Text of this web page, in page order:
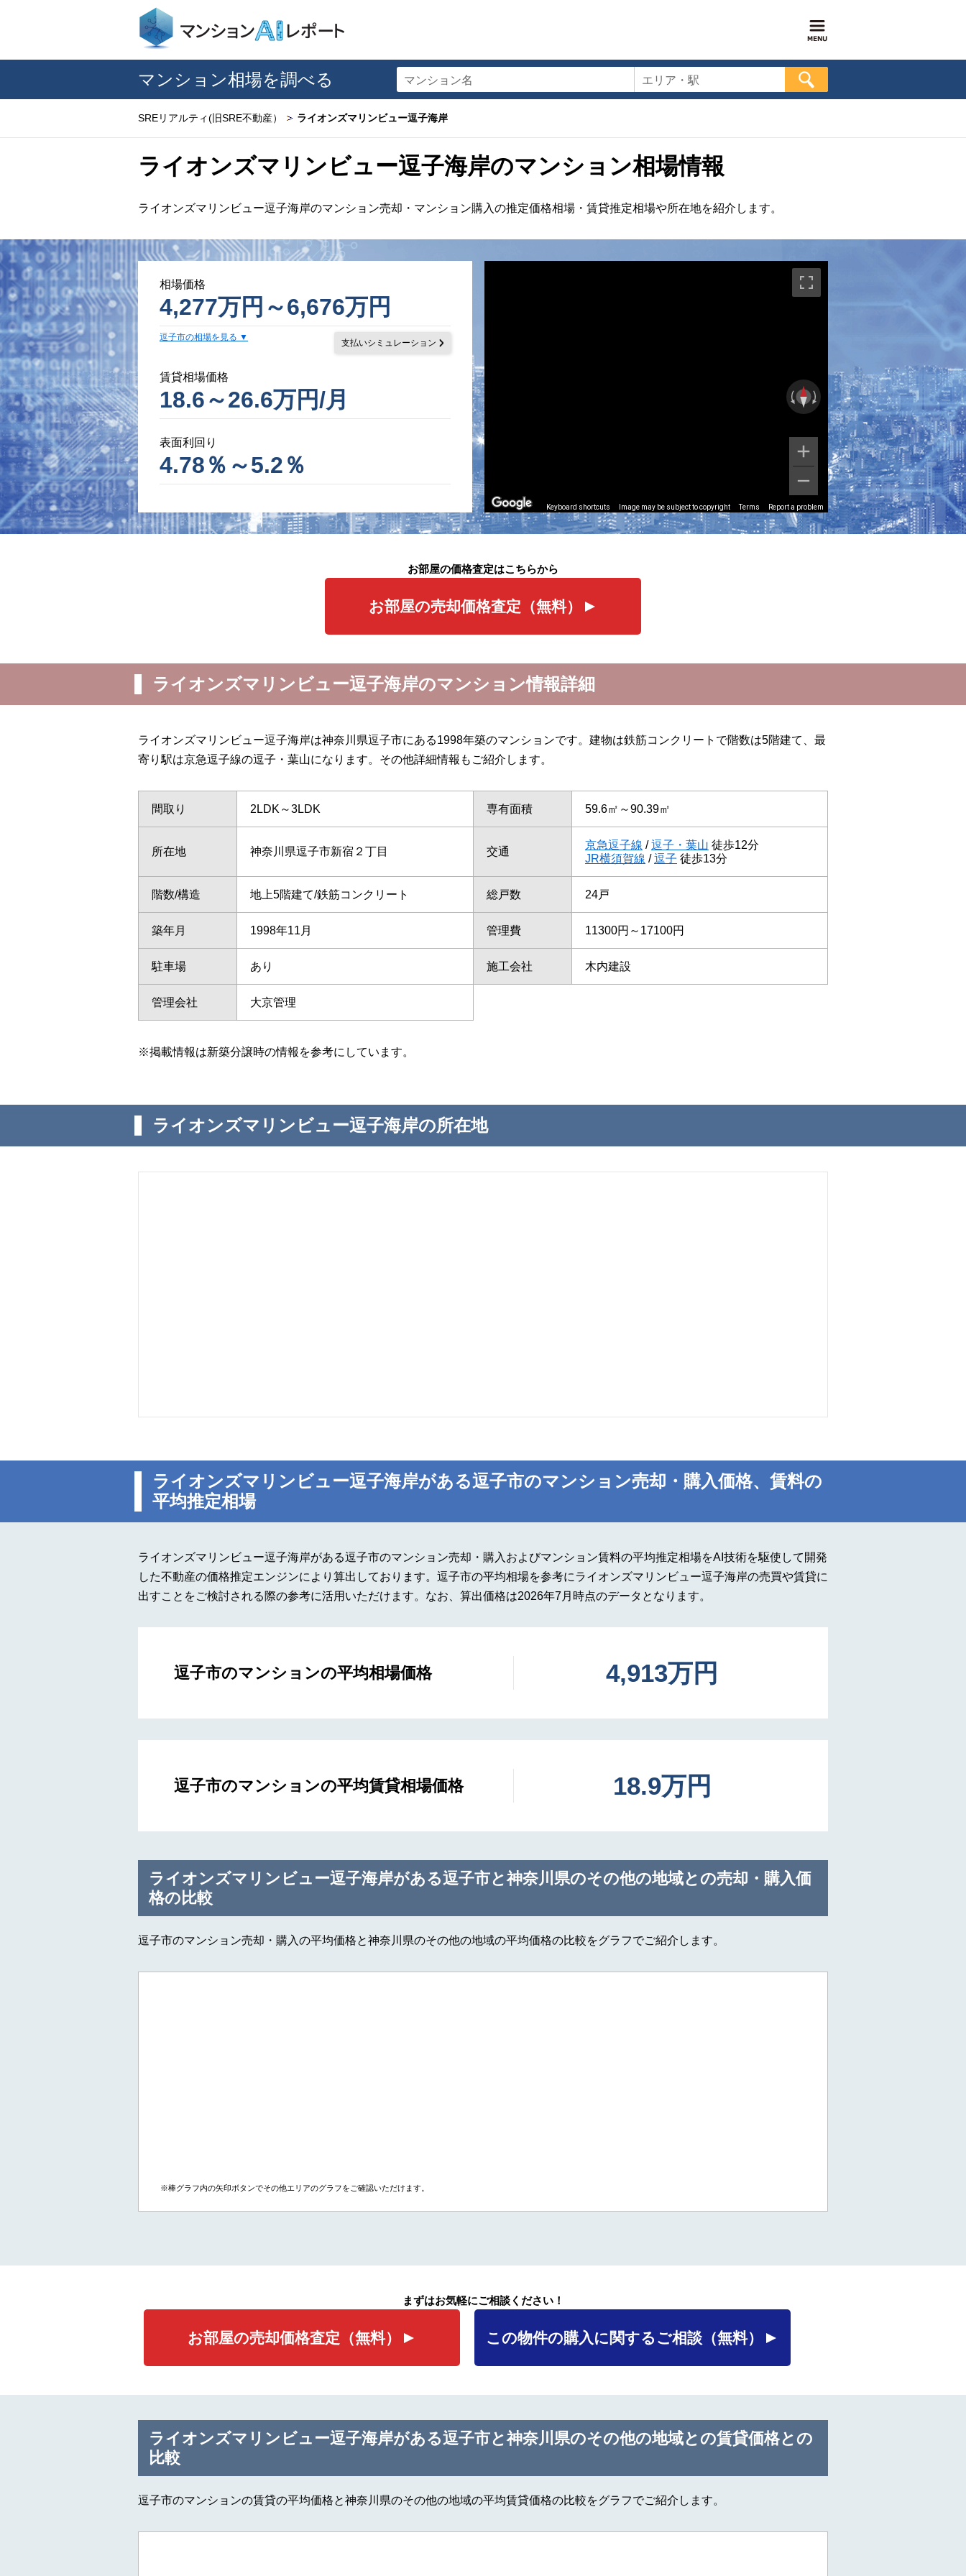
マンション相場を調べる マンション名 エリア・駅
SREリアルティ(旧SRE不動産） ライオンズマリンビュー逗子海岸
ライオンズマリンビュー逗子海岸のマンション相場情報
ライオンズマリンビュー逗子海岸のマンション売却・マンション購入の推定価格相場・賃貸推定相場や所在地を紹介します。
相場価格
4,277万円～6,676万円
逗子市の相場を見る
支払いシミュレーション
賃貸相場価格
18.6～26.6万円/月
表面利回り
4.78％～5.2％
Keyboard shortcuts Image may be subject to copyright Terms Report a problem
お部屋の価格査定はこちらから
お部屋の売却価格査定（無料）
ライオンズマリンビュー逗子海岸のマンション情報詳細
ライオンズマリンビュー逗子海岸は神奈川県逗子市にある1998年築のマンションです。建物は鉄筋コンクリートで階数は5階建て、最
寄り駅は京急逗子線の逗子・葉山になります。その他詳細情報もご紹介します。
間取り 2LDK～3LDK 専有面積 59.6㎡～90.39㎡
所在地 神奈川県逗子市新宿２丁目 交通
京急逗子線 /逗子・葉山 徒歩12分
JR横須賀線 /逗子 徒歩13分
階数/構造 地上5階建て/鉄筋コンクリート 総戸数 24戸
築年月 1998年11月 管理費 11300円～17100円
駐車場 あり 施工会社 木内建設
管理会社 大京管理
※掲載情報は新築分譲時の情報を参考にしています。
ライオンズマリンビュー逗子海岸の所在地
ライオンズマリンビュー逗子海岸がある逗子市のマンション売却・購入価格、賃料の
平均推定相場
ライオンズマリンビュー逗子海岸がある逗子市のマンション売却・購入およびマンション賃料の平均推定相場をAI技術を駆使して開発
した不動産の価格推定エンジンにより算出しております。逗子市の平均相場を参考にライオンズマリンビュー逗子海岸の売買や賃貸に
出すことをご検討される際の参考に活用いただけます。なお、算出価格は2026年7月時点のデータとなります。
逗子市のマンションの平均相場価格 4,913万円
逗子市のマンションの平均賃貸相場価格 18.9万円
ライオンズマリンビュー逗子海岸がある逗子市と神奈川県のその他の地域との売却・購入価
格の比較
逗子市のマンション売却・購入の平均価格と神奈川県のその他の地域の平均価格の比較をグラフでご紹介します。
※棒グラフ内の矢印ボタンでその他エリアのグラフをご確認いただけます。
まずはお気軽にご相談ください！
お部屋の売却価格査定 （無料） この物件の購入に関するご相談 （無料）
ライオンズマリンビュー逗子海岸がある逗子市と神奈川県のその他の地域との賃貸価格との
比較
逗子市のマンションの賃貸の平均価格と神奈川県のその他の地域の平均賃貸価格の比較をグラフでご紹介します。